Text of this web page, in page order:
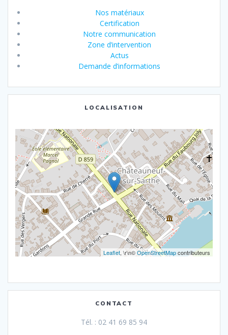
Nos matériaux
Certification
Notre communication
Zone d’intervention
Actus
Demande d’informations
LOCALISATION
Leaflet, \r\n©OpenStreetMapcontributeurs
CONTACT
Tél. : 02 41 69 85 94